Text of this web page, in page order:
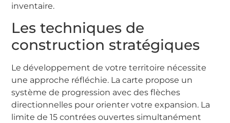
inventaire.
Les techniques de
construction stratégiques
Le développement de votre territoire nécessite
une approche réfléchie. La carte propose un
système de progression avec des flèches
directionnelles pour orienter votre expansion. La
limite de 15 contrées ouvertes simultanément